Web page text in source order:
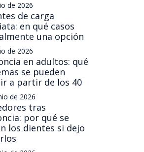
de 2026
de carga
en qué casos
una opción
de 2026
en adultos: qué
se pueden
a partir de los 40
de 2026
tras
por qué se
los dientes si dejo